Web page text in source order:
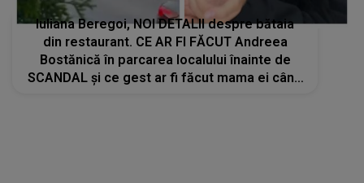
Iuliana Beregoi, NOI DETALII despre bătaia
din restaurant. CE AR FI FĂCUT Andreea
Bostănică în parcarea localului înainte de
SCANDAL și ce gest ar fi făcut mama ei când